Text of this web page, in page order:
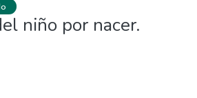
niño por nacer.